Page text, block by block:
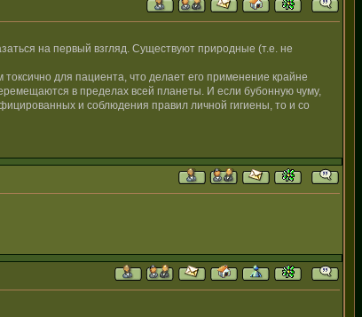
на первый взгляд. Существуют природные (т.е. не
для пациента, что делает его применение крайне
в пределах всей планеты. И если бубонную чуму,
и соблюдения правил личной гигиены, то и со